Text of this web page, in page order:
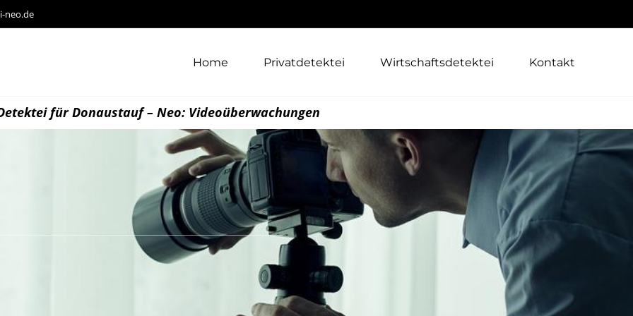
neo.de
Home Privatdetektei Wirtschaftsdetektei Kontakt
für Donaustauf – Neo: Videoüberwachungen